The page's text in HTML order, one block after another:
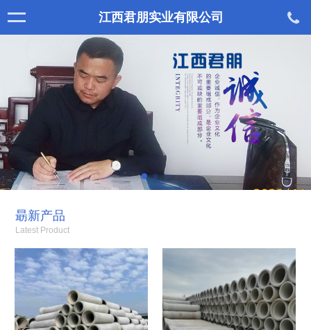
江西君朋实业有限公司
朂新产品
Latest Product